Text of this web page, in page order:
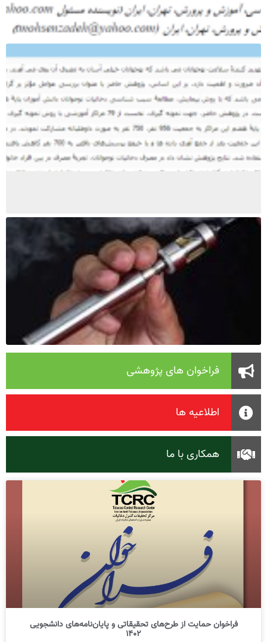
فراخوان های پژوهشی
اطلاعیه ها
همکاری با ما
فراخوان حمایت از طرح‌های تحقیقاتی و پایان‌نامه‌های دانشجویی
1402